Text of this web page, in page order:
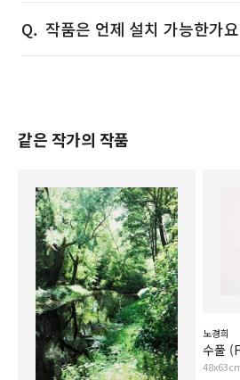
작품은 언제 설치 가능한가
같은 작가의 작품
노경희
수풀